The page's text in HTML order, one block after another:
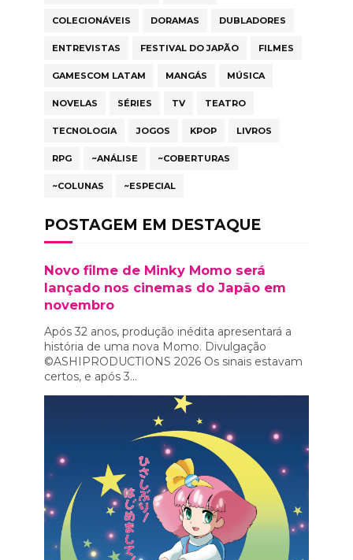
COLECIONÁVEIS DORAMAS DUBLADORES
ENTREVISTAS FESTIVAL DO JAPÃO FILMES
GAMESCOM LATAM MANGÁS MÚSICA
NOVELAS SÉRIES TV TEATRO
TECNOLOGIA JOGOS KPOP LIVROS
RPG ~ANÁLISE ~COBERTURAS
~COLUNAS ~ESPECIAL
POSTAGEM EM DESTAQUE
Novo filme de Minky Momo será
lançado nos cinemas do Japão em
novembro
Após 32 anos, produção inédita apresentará a
história de uma nova Momo. Divulgação
©ASHIPRODUCTIONS 2026 Os sinais estavam
certos, e após 3...